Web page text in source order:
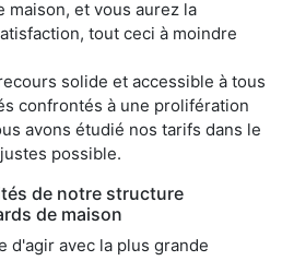
maison, et vous aurez la
tout ceci à moindre
solide et accessible à tous
confrontés à une prolifération
avons étudié nos tarifs dans le
possible.
de notre structure
de maison
d'agir avec la plus grande